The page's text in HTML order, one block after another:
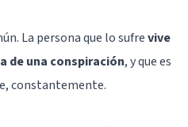
La persona que lo sufrevive
de una conspiración, y que es
constantemente.